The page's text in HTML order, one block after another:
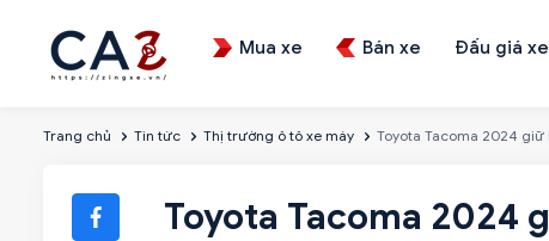
Mua xe Bán xe Đấu giá xe
Trang chủ Tin tức Thị trường ô tô xe máy Toyota Tacoma 2024 giữ
Toyota Tacoma 2024